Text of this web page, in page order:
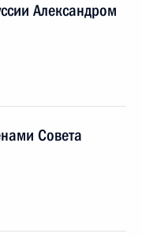
Александром
Совета